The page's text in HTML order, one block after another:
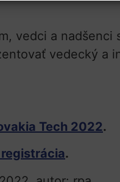
vedci a
vedecký a
Tech 2022.
.